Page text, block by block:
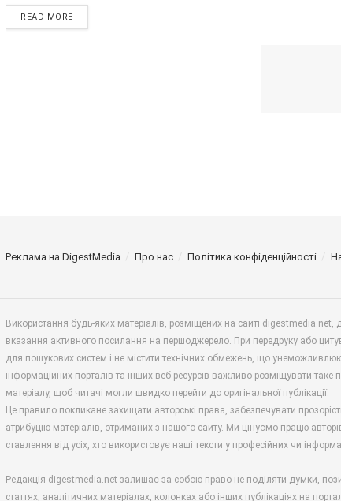
READ MORE
Реклама на DigestMedia Про нас Політика конфіденційності
Використання будь-яких матеріалів, розміщених на сайті
вказання активного посилання на першоджерело. При передруку або
для пошукових систем і не містити технічних обмежень, що
інформаційних порталів та інших веб-ресурсів важливо розміщувати
матеріалу, щоб читачі могли швидко перейти до оригінальної публікації.
Це правило покликане захищати авторські права, забезпечувати
атрибуцію матеріалів, отриманих з нашого сайту. Ми цінуємо працю
ставлення від усіх, хто використовує наші тексти у професійних чи
Редакція digestmedia.net залишає за собою право не поділяти думки,
статтях, аналітичних матеріалах, колонках або інших публікаціях на